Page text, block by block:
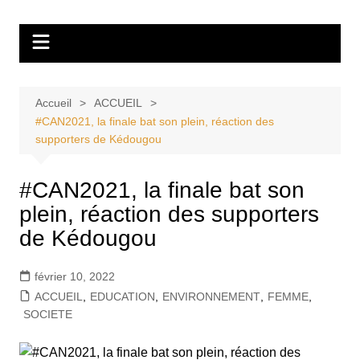
contenu
Tvdescollines
Accueil
ACCUEIL
#CAN2021, la finale bat son plein, réaction des
supporters de Kédougou
#CAN2021, la finale bat son
plein, réaction des supporters
de Kédougou
février 10, 2022
ACCUEIL
EDUCATION ENVIRONNEMENT, FEMME,
SOCIETE